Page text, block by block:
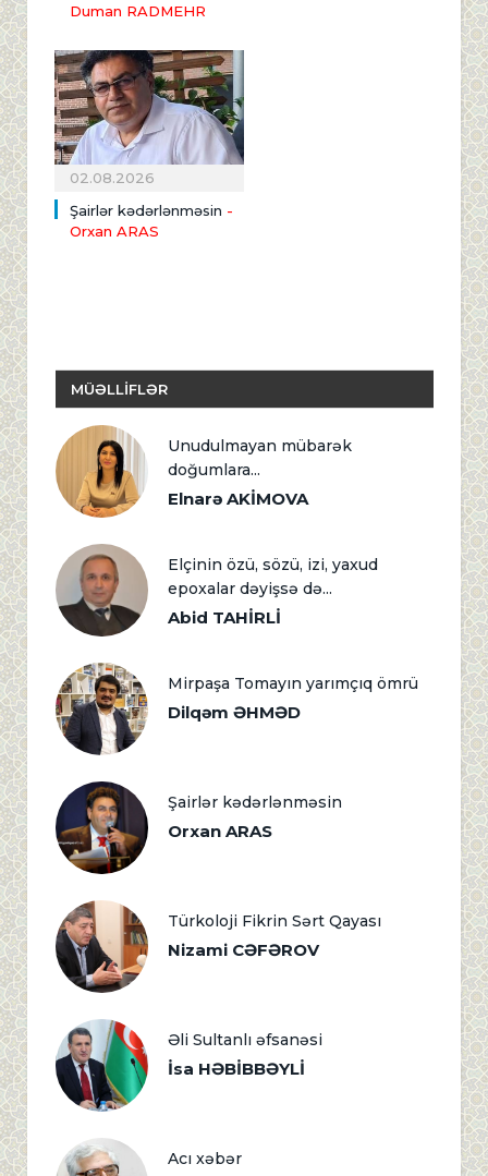
Duman RADMEHR
02.08.2026
Şairlər kədərlənməsin -
Orxan ARAS
MÜƏLLİFLƏR
Unudulmayan mübarək
doğumlara...
Elnarə AKİMOVA
Elçinin özü, sözü, izi, yaxud
epoxalar dəyişsə də...
Abid TAHİRLİ
Mirpaşa Tomayın yarımçıq ömrü
Dilqəm ƏHMƏD
Şairlər kədərlənməsin
Orxan ARAS
Türkoloji Fikrin Sərt Qayası
Nizami CƏFƏROV
Əli Sultanlı əfsanəsi
İsa HƏBİBBƏYLİ
Acı xəbər